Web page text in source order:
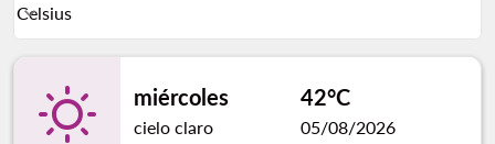
Celsius
keyboard_arrow_down
miércoles
cielo claro
42°C
05/08/2026